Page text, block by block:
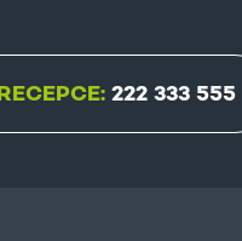
RECEPCE: 222 333 555